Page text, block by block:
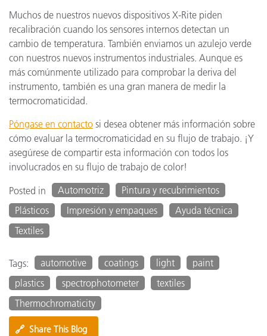
Muchos de nuestros nuevos dispositivos X-Rite piden
recalibración cuando los sensores internos detectan un
cambio de temperatura. También enviamos un azulejo verde
con nuestros nuevos instrumentos industriales. Aunque es
más comúnmente utilizado para comprobar la deriva del
instrumento, también es una gran manera de medir la
termocromaticidad.
Póngase en contacto si desea obtener más información sobre
cómo evaluar la termocromaticidad en su flujo de trabajo. ¡Y
asegúrese de compartir esta información con todos los
involucrados en su flujo de trabajo de color!
Posted in
Automotriz
Pintura y recubrimientos
Plásticos
Impresión y empaques
Ayuda técnica
Textiles
Tags: automotive coatings light
paint
plastics
spectrophotometer
textiles
Thermochromaticity
🔗 Share This Blog